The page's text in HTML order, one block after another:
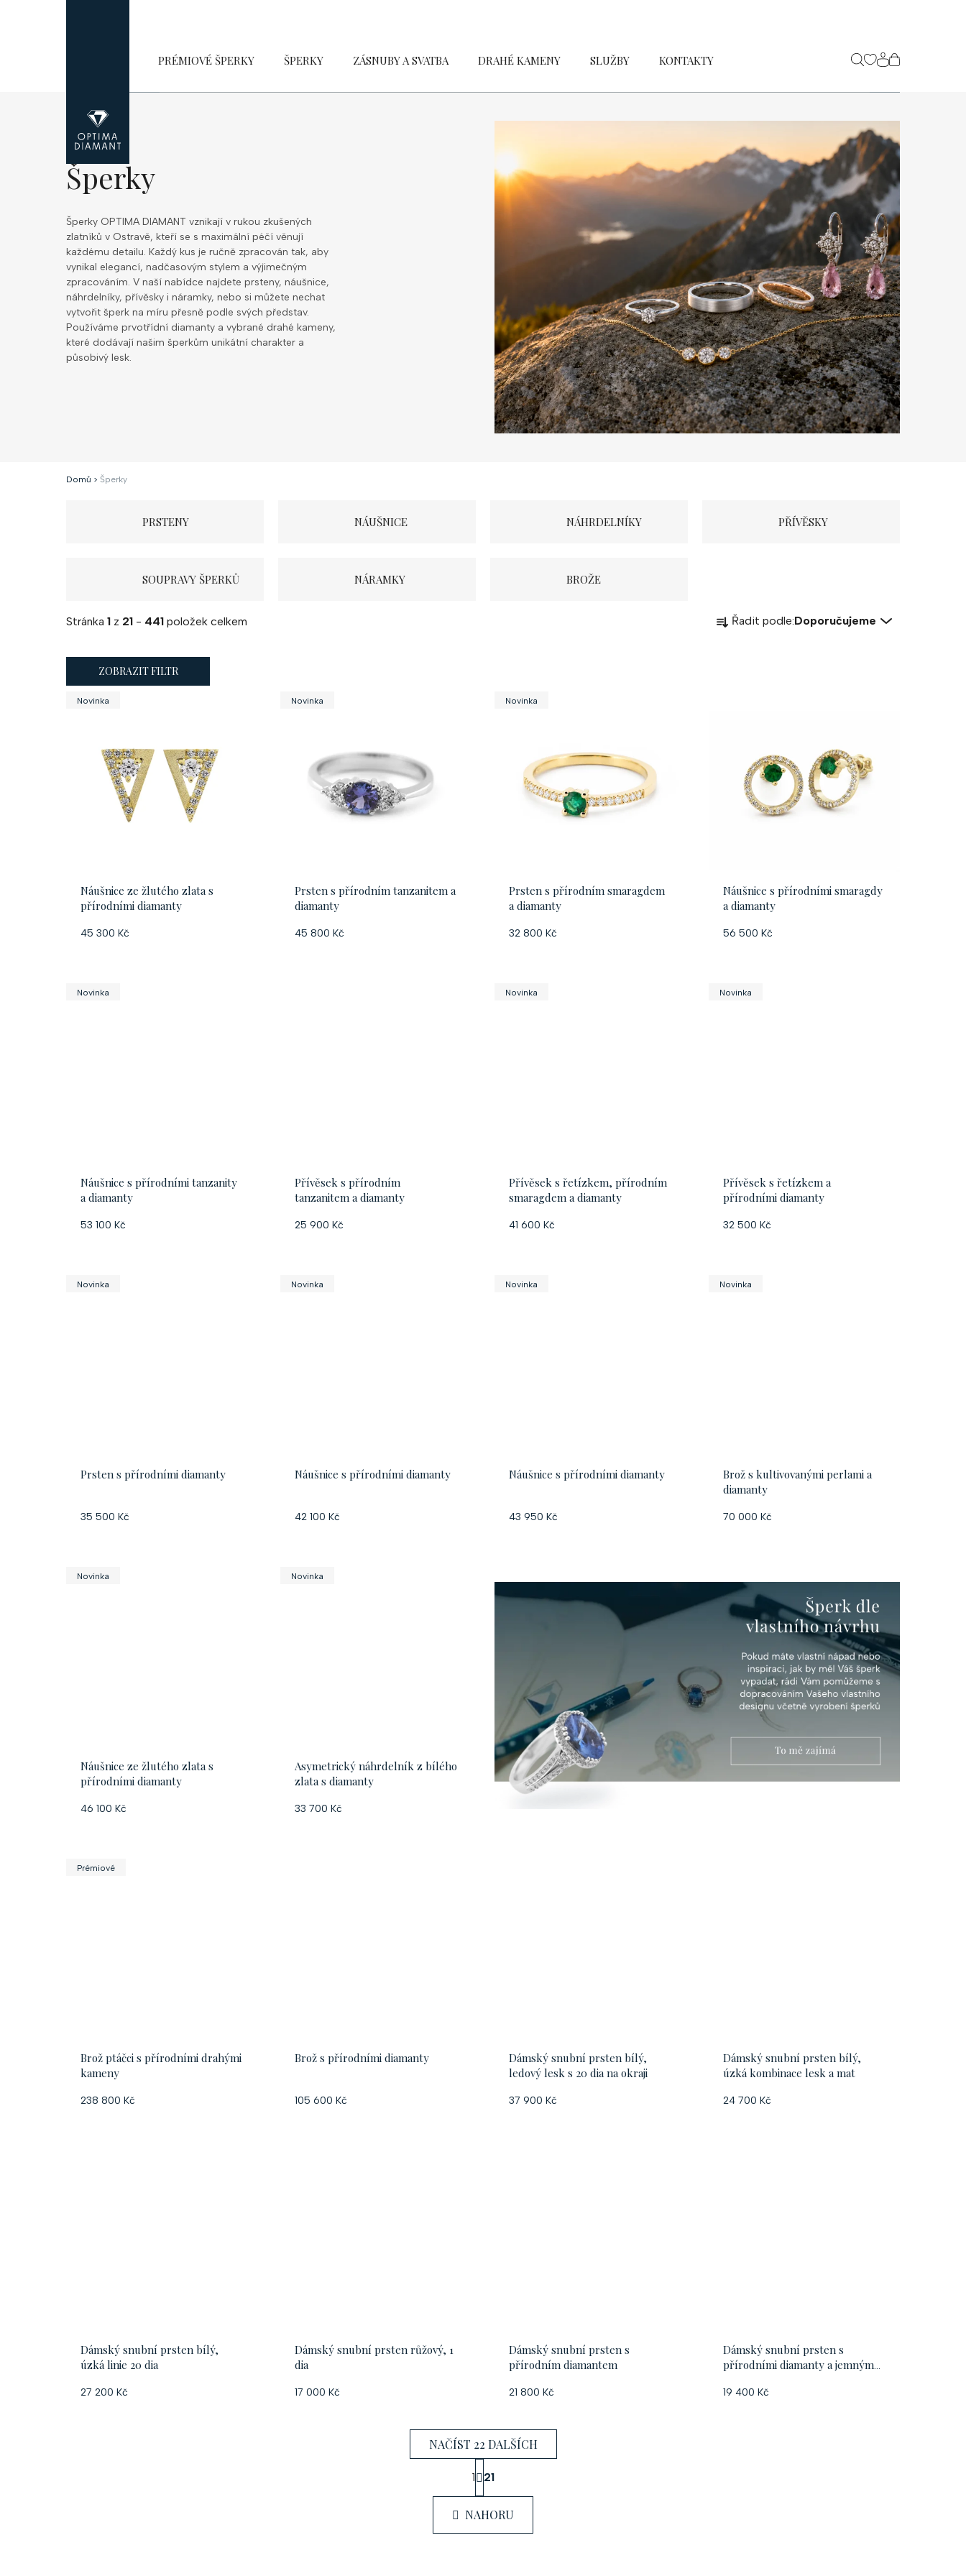
PRÉMIOVÉ ŠPERKY ŠPERKY ZÁSNUBY A SVATBA DRAHÉ KAMENY SLUŽBY KONTAKTY
NÁKUPNÍ
KOŠÍK
Šperky
Šperky OPTIMA DIAMANT vznikají v rukou zkušených
zlatníků v Ostravě, kteří se s maximální péčí věnují
každému detailu. Každý kus je ručně zpracován tak, aby
vynikal elegancí, nadčasovým stylem a výjimečným
zpracováním. V naší nabídce najdete prsteny, náušnice,
náhrdelníky, přívěsky i náramky, nebo si můžete nechat
vytvořit šperk na míru přesně podle svých představ.
Používáme prvotřídní diamanty a vybrané drahé kameny,
které dodávají našim šperkům unikátní charakter a
působivý lesk.
Domů > Šperky
PRSTENY NÁUŠNICE NÁHRDELNÍKY PŘÍVĚSKY
SOUPRAVY ŠPERKŮ NÁRAMKY BROŽE
Stránka 1 z 21 - 441 položek celkem
Ř
o
d
k
Řadit podle:Doporučujeme
ZOBRAZIT FILTR
V
o
Novinka
Náušnice ze žlutého zlata s
přírodními diamanty
45 300 Kč
Novinka
Prsten s přírodním tanzanitem a
diamanty
45 800 Kč
Novinka
Prsten s přírodním smaragdem
a diamanty
32 800 Kč
Náušnice s přírodními smaragdy
a diamanty
56 500 Kč
Novinka
Náušnice s přírodními tanzanity
a diamanty
53 100 Kč
Přívěsek s přírodním
tanzanitem a diamanty
25 900 Kč
Novinka
Přívěsek s řetízkem, přírodním
smaragdem a diamanty
41 600 Kč
Novinka
Přívěsek s řetízkem a
přírodními diamanty
32 500 Kč
Novinka
Prsten s přírodními diamanty
35 500 Kč
Novinka
Náušnice s přírodními diamanty
42 100 Kč
Novinka
Náušnice s přírodními diamanty
43 950 Kč
Novinka
Brož s kultivovanými perlami a
diamanty
70 000 Kč
Novinka
Náušnice ze žlutého zlata s
přírodními diamanty
46 100 Kč
Novinka
Asymetrický náhrdelník z bílého
zlata s diamanty
33 700 Kč
Prémiové
Brož ptáčci s přírodními drahými
kameny
238 800 Kč
Brož s přírodními diamanty
105 600 Kč
Dámský snubní prsten bílý,
ledový lesk s 20 dia na okraji
37 900 Kč
Dámský snubní prsten bílý,
úzká kombinace lesk a mat
24 700 Kč
Dámský snubní prsten bílý,
úzká linie 20 dia
27 200 Kč
Dámský snubní prsten růžový, 1
dia
17 000 Kč
Dámský snubní prsten s
přírodním diamantem
21 800 Kč
Dámský snubní prsten s
přírodními diamanty a jemným
19 400 Kč
O
v
l
NAČÍST 22 DALŠÍCH
S
t
r
á
1 21
NAHORU